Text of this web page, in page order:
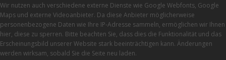
Wir nutzen auch verschiedene externe Dienste wie Google Webfonts, Google
Maps und externe Videoanbieter. Da diese Anbieter möglicherweise
personenbezogene Daten wie Ihre IP-Adresse sammeln, ermöglichen wir Ihnen
hier, diese zu sperren. Bitte beachten Sie, dass dies die Funktionalität und das
Erscheinungsbild unserer Website stark beeinträchtigen kann. Änderungen
werden wirksam, sobald Sie die Seite neu laden.